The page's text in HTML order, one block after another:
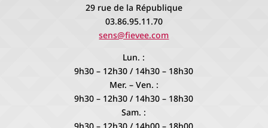
29 rue de la République
03.86.95.11.70
sens@fievee.com
Lun. :
9h30 – 12h30 / 14h30 – 18h30
Mer. – Ven. :
9h30 – 12h30 / 14h30 – 18h30
Sam. :